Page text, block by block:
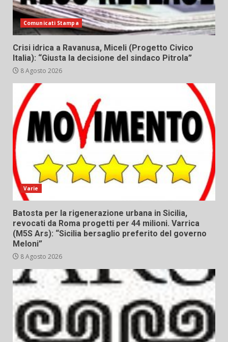
Comunicati Stampa
Crisi idrica a Ravanusa, Miceli (Progetto Civico
Italia): “Giusta la decisione del sindaco Pitrola”
8 Agosto 2026
Varie
Batosta per la rigenerazione urbana in Sicilia,
revocati da Roma progetti per 44 milioni. Varrica
(M5S Ars): “Sicilia bersaglio preferito del governo
Meloni”
8 Agosto 2026